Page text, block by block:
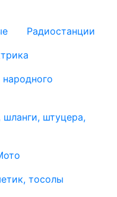
Радиостанции
шланги, штуцера,
тосолы